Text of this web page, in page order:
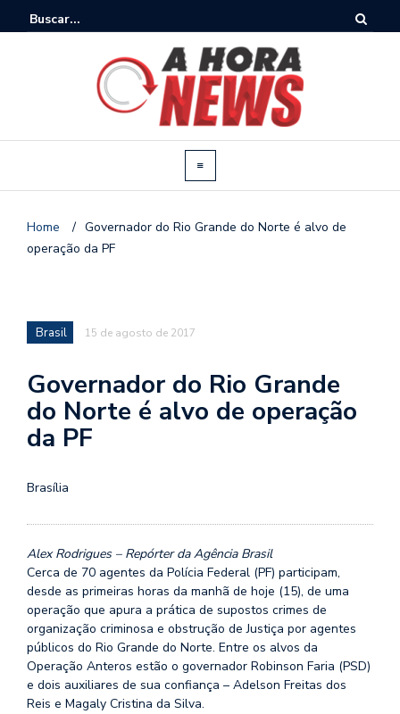
Home / Governador do Rio Grande do Norte é alvo de
operação da PF
Brasil 15 de agosto de 2017
Governador do Rio Grande
do Norte é alvo de operação
da PF
Brasília
Alex Rodrigues – Repórter da Agência Brasil
Cerca de 70 agentes da Polícia Federal (PF) participam,
desde as primeiras horas da manhã de hoje (15), de uma
operação que apura a prática de supostos crimes de
organização criminosa e obstrução de Justiça por agentes
públicos do Rio Grande do Norte. Entre os alvos da
Operação Anteros estão o governador Robinson Faria (PSD)
e dois auxiliares de sua confiança – Adelson Freitas dos
Reis e Magaly Cristina da Silva.